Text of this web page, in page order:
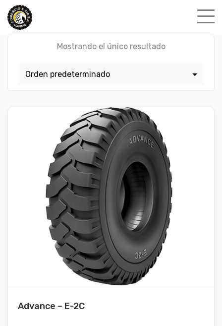
Skip
content
Mostrando el único resultado
Advance – E-2C